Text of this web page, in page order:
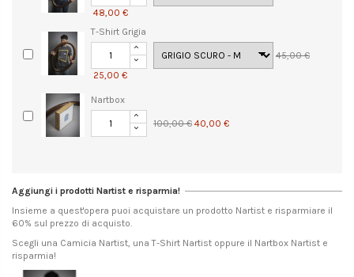
48,00 €
T-Shirt Grigia
45,00 €
25,00 €
Nartbox
100,00 € 40,00 €
Aggiungi i prodotti Nartist e risparmia!
Insieme a quest'opera puoi acquistare un prodotto Nartist e risparmiare il
60% sul prezzo di acquisto.
Scegli una Camicia Nartist, una T-Shirt Nartist oppure il Nartbox Nartist e
risparmia!